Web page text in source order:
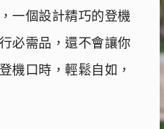
一個設計精巧的登機
必需品，還不會讓你
機口時，輕鬆自如，